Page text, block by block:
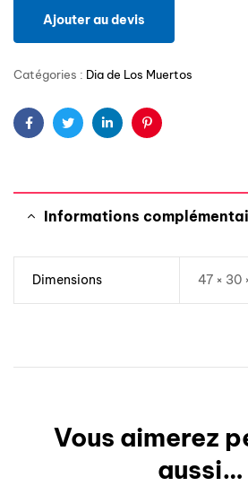
Ajouter au devis
Catégories : Dia de Los Muertos
FacebookTwitterLinkedinPinterest
Informations
Dimensions 47 × 30
Vous aimerez
aussi…